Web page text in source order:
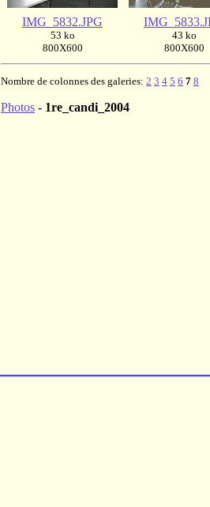
IMG_5832.JPG
53 ko
800X600
43 ko
800X600
Nombre de colonnes des galeries: 2 3 4 5 6 7 8
Photos - 1re_candi_2004